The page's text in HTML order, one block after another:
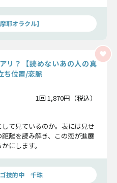
耶オラクル】
リ？【読めないあの人の真
ち位置/恋脈
1回 1,870円（税込）
て見ているのか。表には見せ
離を読み解き、この恋が進展
にします。
ゴ技的中 千珠